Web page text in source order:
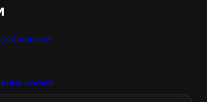
cookie